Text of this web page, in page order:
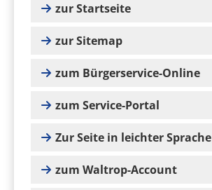
zur Startseite
zur Sitemap
zum Bürgerservice-Online
zum Service-Portal
Zur Seite in leichter Sprache
zum Waltrop-Account